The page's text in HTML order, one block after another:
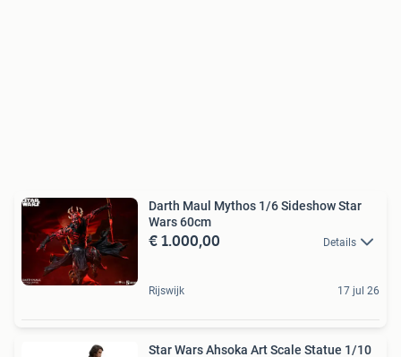
Darth Maul Mythos 1/6 Sideshow Star
Wars 60cm
€ 1.000,00 Details
Rijswijk 17 jul 26
Star Wars Ahsoka Art Scale Statue 1/10